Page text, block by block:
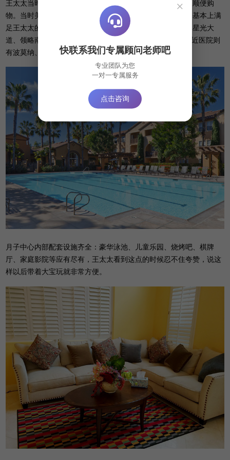
王太太当时想趁着赴美生子的机会，带着大宝一起去逛逛，顺便购
物。当时美福嘉儿的美国月子中心周边购物娱乐场所齐全，基本上满
足王太太的需求。周边娱乐购物场所有环球影城、迪斯尼、星光大
道、领略南海岸风情、奥特莱斯、“十购门”、城堡奥莱，附近医院则
有波莫纳、芳泉谷、嘉惠尓、霍格等。
月子中心内部配套设施齐全：豪华泳池、儿童乐园、烧烤吧、棋牌
厅、家庭影院等应有尽有，王太太看到这点的时候忍不住夸赞，说这
样以后带着大宝玩就非常方便。
×
快联系我们专属顾问老师吧
专业团队为您
一对一专属服务
点击咨询